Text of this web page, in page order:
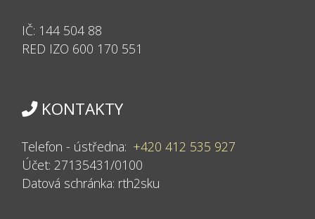
IČ: 144 504 88
RED IZO 600 170 551
KONTAKTY
Telefon - ústředna: +420 412 535 927
Účet: 27135431/0100
Datová schránka: rth2sku